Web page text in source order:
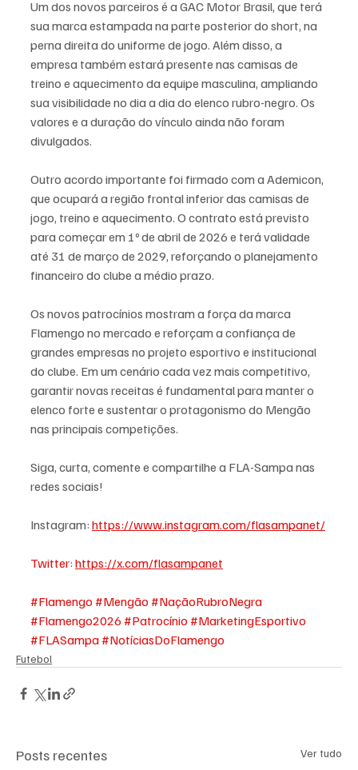
Um dos novos parceiros é a GAC Motor Brasil, que terá
sua marca estampada na parte posterior do short, na
perna direita do uniforme de jogo. Além disso, a
empresa também estará presente nas camisas de
treino e aquecimento da equipe masculina, ampliando
sua visibilidade no dia a dia do elenco rubro-negro. Os
valores e a duração do vínculo ainda não foram
divulgados.
Outro acordo importante foi firmado com a Ademicon,
que ocupará a região frontal inferior das camisas de
jogo, treino e aquecimento. O contrato está previsto
para começar em 1º de abril de 2026 e terá validade
até 31 de março de 2029, reforçando o planejamento
financeiro do clube a médio prazo.
Os novos patrocínios mostram a força da marca
Flamengo no mercado e reforçam a confiança de
grandes empresas no projeto esportivo e institucional
do clube. Em um cenário cada vez mais competitivo,
garantir novas receitas é fundamental para manter o
elenco forte e sustentar o protagonismo do Mengão
nas principais competições.
Siga, curta, comente e compartilhe a FLA-Sampa nas
redes sociais!
Instagram: https://www.instagram.com/flasampanet/
Twitter: https://x.com/flasampanet
#Flamengo #Mengão #NaçãoRubroNegra
#Flamengo2026 #Patrocínio #MarketingEsportivo
#FLASampa #NotíciasDoFlamengo
Futebol
Posts recentes Ver tudo